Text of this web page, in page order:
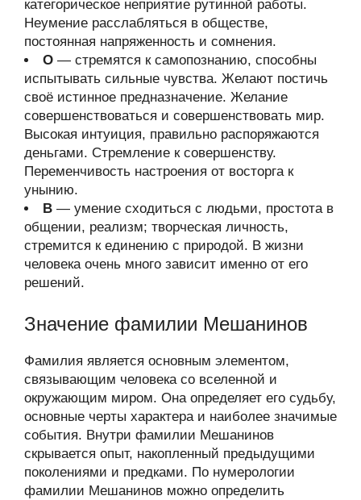
категорическое неприятие рутинной работы.
Неумение расслабляться в обществе,
постоянная напряженность и сомнения.
О — стремятся к самопознанию, способны
испытывать сильные чувства. Желают постичь
своё истинное предназначение. Желание
совершенствоваться и совершенствовать мир.
Высокая интуиция, правильно распоряжаются
деньгами. Стремление к совершенству.
Переменчивость настроения от восторга к
унынию.
В — умение сходиться с людьми, простота в
общении, реализм; творческая личность,
стремится к единению с природой. В жизни
человека очень много зависит именно от его
решений.
Значение фамилии Мешанинов
Фамилия является основным элементом,
связывающим человека со вселенной и
окружающим миром. Она определяет его судьбу,
основные черты характера и наиболее значимые
события. Внутри фамилии Мешанинов
скрывается опыт, накопленный предыдущими
поколениями и предками. По нумерологии
фамилии Мешанинов можно определить